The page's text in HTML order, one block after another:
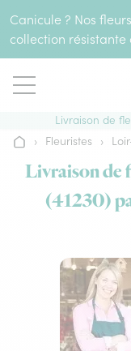
Canicule ? Nos
collection
Livraison de
Accueil
› Fleuristes ›
Livraison de
(41230)